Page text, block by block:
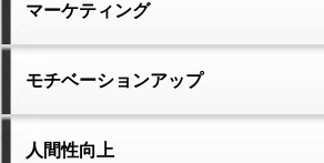
マーケティング
モチベーションアップ
人間性向上